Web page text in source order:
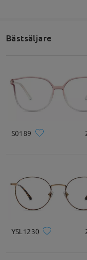
Bästsäljare
S0189
YSL1230